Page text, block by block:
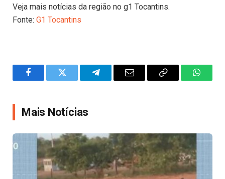
Veja mais notícias da região no g1 Tocantins.
Fonte: G1 Tocantins
FacebookTwitter TelegramEmail
Copy
Mais Notícias